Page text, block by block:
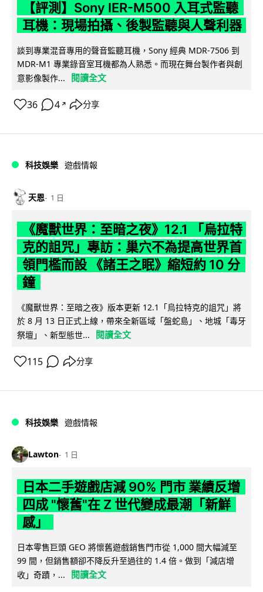
【評測】Sony IER-M500 入耳式監聽
耳機：現場拍攝、後製監聽與人聲利器
談到專業混音專用的聲音監聽耳機，Sony 經典 MDR-7506 到
MDR-M1 專業錄音室耳機都為人熟悉。而現在舞台製作者與創
意影像製作...
閱讀全文
36 4 ↗ 分享
科技娛樂 遊戲情報
天恩 1 日
《魔獸世界：至暗之夜》12.1 「烏拉特
克的詛咒」專訪：巢穴不為提高世界首
領門檻而設 《諸王之眠》縮短約 10 分
鐘
《魔獸世界：至暗之夜》版本更新 12.1「烏拉特克的詛咒」將
於 8 月 13 日正式上線，帶來全新區域「盤蛇島」、地城「毒牙
祭壇」、新型態世...
閱讀全文
115 分享
科技娛樂 遊戲情報
Lawton 1 日
日本二手遊戲店減 90% 門市 業績反增
四成 "懷舊"在 Z 世代變成最潮「新鮮
感」
日本零售巨頭 GEO 將懷舊遊戲銷售門市從 1,000 間大幅減至
99 間，但銷售額卻不降反升至過往的 1.4 倍。做到「減店增
收」奇蹟，...
閱讀全文